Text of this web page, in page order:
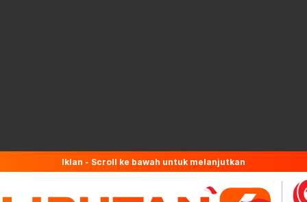
Iklan - Scroll ke bawah untuk melanjutkan